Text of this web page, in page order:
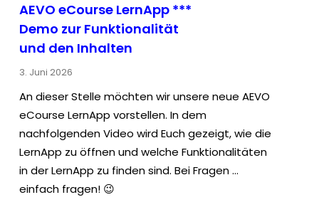
AEVO eCourse LernApp ***
Demo zur Funktionalität
und den Inhalten
3. Juni 2026
An dieser Stelle möchten wir unsere neue AEVO
eCourse LernApp vorstellen. In dem
nachfolgenden Video wird Euch gezeigt, wie die
LernApp zu öffnen und welche Funktionalitäten
in der LernApp zu finden sind. Bei Fragen …
einfach fragen! 😉